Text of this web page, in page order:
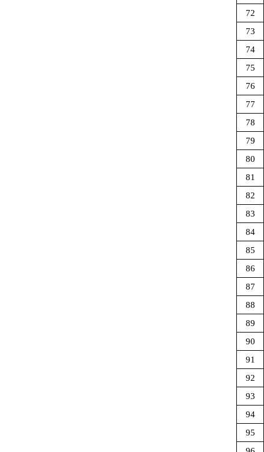
72
73
74
75
76
77
78
79
80
81
82
83
84
85
86
87
88
89
90
91
92
93
94
95